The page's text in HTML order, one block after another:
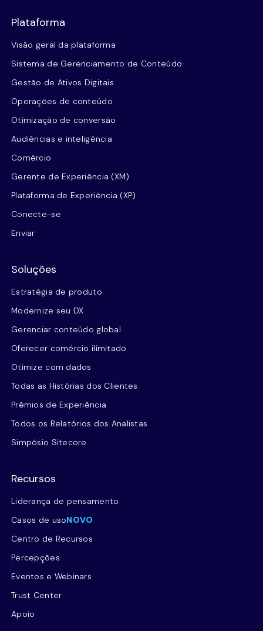
Plataforma
Visão geral da plataforma
Sistema de Gerenciamento de Conteúdo
Gestão de Ativos Digitais
Operações de conteúdo
Otimização de conversão
Audiências e inteligência
Comércio
Gerente de Experiência (XM)
Plataforma de Experiência (XP)
Conecte-se
Enviar
Soluções
Estratégia de produto
Modernize seu DX
Gerenciar conteúdo global
Oferecer comércio ilimitado
Otimize com dados
Todas as Histórias dos Clientes
Prêmios de Experiência
Todos os Relatórios dos Analistas
Simpósio Sitecore
Recursos
Liderança de pensamento
Casos de usoNOVO
Centro de Recursos
Percepções
Eventos e Webinars
Trust Center
Apoio